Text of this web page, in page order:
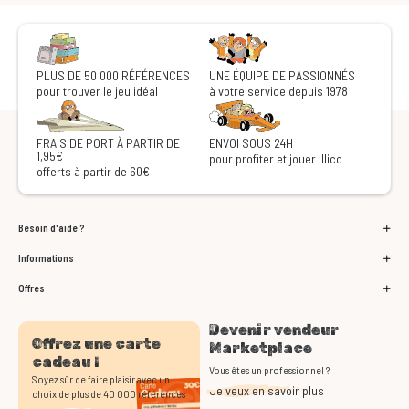
PLUS DE 50 000 RÉFÉRENCES
pour trouver le jeu idéal
UNE ÉQUIPE DE PASSIONNÉS
à votre service depuis 1978
FRAIS DE PORT À PARTIR DE
1,95€
offerts à partir de 60€
ENVOI SOUS 24H
pour profiter et jouer illico
Besoin d'aide ?
Informations
Offres
Offrez une carte
cadeau !
Soyez sûr de faire plaisir avec un
choix de plus de 40 000 références
Devenir vendeur
Marketplace
Vous êtes un professionnel ?
Je veux en savoir plus